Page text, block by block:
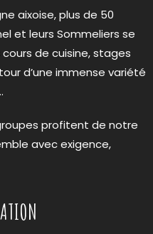
aixoise, plus de 50
et leurs Sommeliers se
de cuisine, stages
d’une immense variété
profitent de notre
avec exigence,